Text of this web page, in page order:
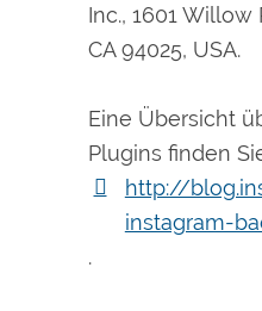
Inc., 1601 Willow
CA 94025, USA.
Eine Übersicht
Plugins finden
http://
instagram-
.